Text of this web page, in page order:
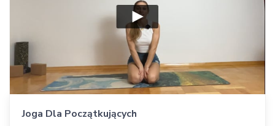
Joga Dla Początkujących